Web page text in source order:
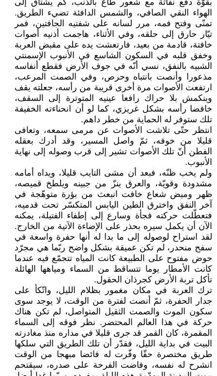
بقوّة دفع نفّاثة مع شعور طاغ بالذنب، كم يشتاق إلى
الهواء النقي الصافي، والشمس الدافئة تضيء الطريق.
تمنّى وفتح فمه، مرر لسانه على شفتيه الجافتين، فمر
تيّار حارق إلى حلقه، وفي الأثناء، هاجمت أذنيه أصوات
خافتة، قادمة من بعيد، فارتعشت يده على مقبض العربة
وخفق قلبه في السكون الشاسع في الأنبوب الإسمنتي
الشبيه بالنفق، نسي أنّه في جوف الأرض فقطع أنفاسه
مذعورا وأنصت بانتباه وحرص، وفي الصمت المرعب،
ارتفعت الأصوات مرة أخرى قريبة من رأسه، جعلته يقف
وينكمش بلا حراك رافعا عينيه المتوترة إلى السقف،
خافضا رأسه بشكل غريزي، كما لو أن انحناءته الخفيفة
تلك ستوفر له الحماية من خطر داهم.
انتظر حتّى تلاشت الأصوات عن مرمى سمعه، وتعافى
قليلا من خوفه، ثمّ واصل المسير، وقد أدرك بعقله
الفطن أنّ تلك الأصوات تشير إلى قرب وصوله إلى نهاية
الأنبوب.
ولم يخب ظنّه، فبعد أن مشى التايب قليلا، ويداه أمامه
مشدودة وقويّة، والعرق ينزّ من جبينه ويلطخ قميصه،
ظهر وميض شعاع خافت انبعث من بؤرة متوهّجة في
آخر النفق واخترق الطين اليابس المتكسّر تحت قدميه،
فتعطّلت حركته فجأة وسارع إلى إطفاء الفتيلة، يمكنه
الآن أن يكمل سيره بحذر على الإضاءة الآتية من الخارج.
لقد استراح لوصوله إلى ما بدا له أنها حفرة واسعة في
سفح منحدر، لم تكن عميقة بشكل واضح ربّما هي مجرّد
حوض مفتوح على الطبيعة كانت المياه تتجمّع فيه عندما
كانت الأمطار يوما تتساقط من السماء ومياهها الهائلة
تأكل تربة الأرض كجرذان الحقول.
ترك العربة في مكان مغمور بظلام الليل، واتّكأ على
جدار الحفرة، ثمّ أنصت لفترة من الوقت، لا يوجد سوى
سكون الموت والصمت الثقيل المتواصل، لم تكن هناك
حركة في هذا العالم المحتضر. نظر فوقه إلى السماء
المقمرة، كان القمر قد جرى قليلا في مداره منذ مغادرته
البيت في بداية الليل، فقدّر أن تلك الطريق التي سلكها
طريق مختصرة حقّا وفّرت له فائضا مبهجا من الوقت
انشرح له نفسه، وفاضت الفرحة على صدره، سيقتحم